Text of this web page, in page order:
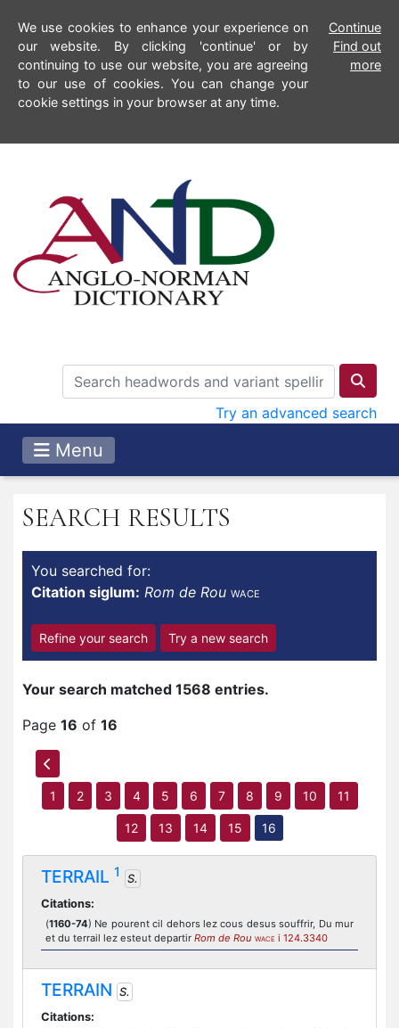
We use cookies to enhance your experience on
our website. By clicking 'continue' or by
continuing to use our website, you are agreeing
to our use of cookies. You can change your
cookie settings in your browser at any time.
Continue
Find out
more
Try an advanced search
Menu
SEARCH RESULTS
You searched for:
Citation siglum: Rom de Rou WACE
Refine your search Try a new search
Your search matched 1568 entries.
Page 16 of 16
1 2 3 4 5 6 7 8 9 10 11
12 13 14 15 16
TERRAIL 1
S.
Citations:
(1160-74) Ne pourent cil dehors lez cous desus souffrir, Du mur
et du terrail lez esteut departir Rom de Rou WACE i 124.3340
TERRAIN S.
Citations: